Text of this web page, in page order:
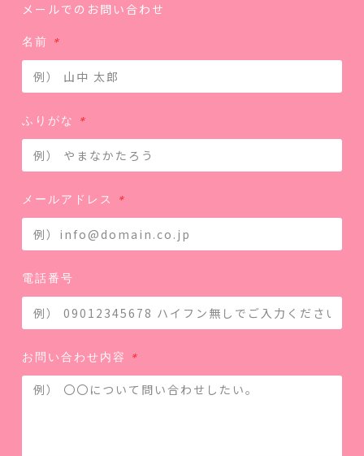
メールでのお問い合わせ
名前
ふりがな
メールアドレス
電話番号
お問い合わせ内容